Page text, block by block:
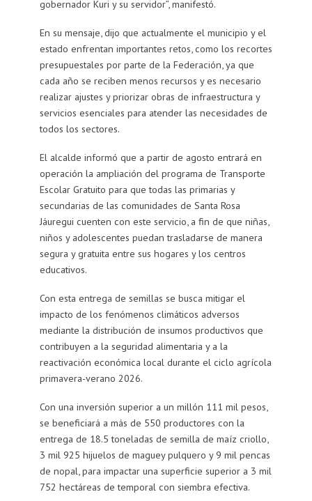
gobernador Kuri y su servidor”, manifestó.
En su mensaje, dijo que actualmente el municipio y el
estado enfrentan importantes retos, como los recortes
presupuestales por parte de la Federación, ya que
cada año se reciben menos recursos y es necesario
realizar ajustes y priorizar obras de infraestructura y
servicios esenciales para atender las necesidades de
todos los sectores.
El alcalde informó que a partir de agosto entrará en
operación la ampliación del programa de Transporte
Escolar Gratuito para que todas las primarias y
secundarias de las comunidades de Santa Rosa
Jáuregui cuenten con este servicio, a fin de que niñas,
niños y adolescentes puedan trasladarse de manera
segura y gratuita entre sus hogares y los centros
educativos.
Con esta entrega de semillas se busca mitigar el
impacto de los fenómenos climáticos adversos
mediante la distribución de insumos productivos que
contribuyen a la seguridad alimentaria y a la
reactivación económica local durante el ciclo agrícola
primavera-verano 2026.
Con una inversión superior a un millón 111 mil pesos,
se beneficiará a más de 550 productores con la
entrega de 18.5 toneladas de semilla de maíz criollo,
3 mil 925 hijuelos de maguey pulquero y 9 mil pencas
de nopal, para impactar una superficie superior a 3 mil
752 hectáreas de temporal con siembra efectiva.